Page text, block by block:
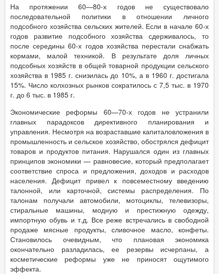
На протяжении 60—80-х годов не существовало
последовательной политики в отношении личного
подсобного хозяйства сельских жителей. Если в начале 60-х
годов развитие подсобного хозяйства сдерживалось, то
после середины 60-х годов хозяйства перестали снабжать
кормами, малой техникой. В результате доля личных
подсобных хозяйств в общей товарной продукции сельского
хозяйства в 1985 г. снизилась до 10%, а в 1960 г. достигала
15%. Число колхозных рынков сократилось с 7,5 тыс. в 1970
г. до 6 тыс. в 1985 г.
Экономические реформы 60—70-х годов не устранили
главных парадоксов директивного планирования и
управления. Несмотря на возраставшие капиталовложения в
промышленность и сельское хозяйство, обострялся дефицит
товаров и продуктов питания. Нарушался один из главных
принципов экономики — равновесие, который предполагает
соответствие спроса и предложения, доходов и расходов
населения. Дефицит привел к повсеместному введению
талонной, или карточной, системы распределения. По
талонам получали автомобили, мотоциклы, телевизоры,
стиральные машины, модную и престижную одежду,
импортную обувь и т.д. Все реже встречались в свободной
продаже мясные продукты, сливочное масло, конфеты.
Становилось очевидным, что плановая экономика
окончательно разладилась, ее резервы исчерпаны, а
косметические реформы уже не приносят ощутимого
эффекта.